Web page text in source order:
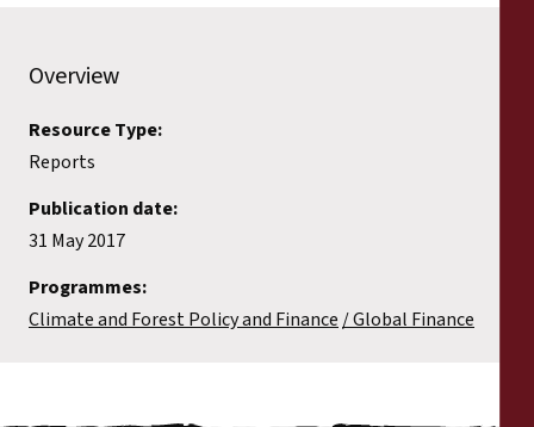
Overview
Resource Type:
Reports
Publication date:
31 May 2017
Programmes:
Climate and Forest Policy and Finance Global Finance